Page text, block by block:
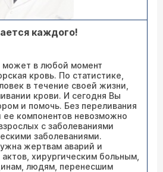
каждого!
может в любой момент
кровь. По статистике,
в течение своей жизни,
крови. И сегодня Вы
и помочь. Без переливания
ее компонентов невозможно
с заболеваниями
заболеваниями.
жертвам аварий и
хирургическим больным,
людям, перенесшим